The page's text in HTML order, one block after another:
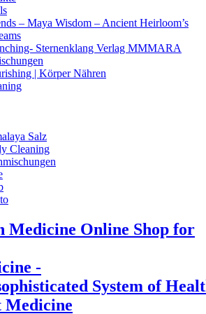
– Maya Wisdom – Ancient Heirloom’s
Sternenklang Verlag MMMARA
| Körper Nähren
Salz
Cleaning
Medicine Online Shop for
-
System of
Medicine